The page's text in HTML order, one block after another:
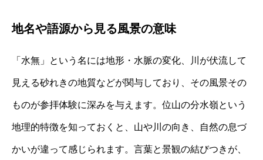
地名や語源から見る風景の意味
「水無」という名には地形・水脈の変化、川が伏流して
見える砂れきの地質などが関与しており、その風景その
ものが参拝体験に深みを与えます。位山の分水嶺という
地理的特徴を知っておくと、山や川の向き、自然の息づ
かいが違って感じられます。言葉と景観の結びつきが、